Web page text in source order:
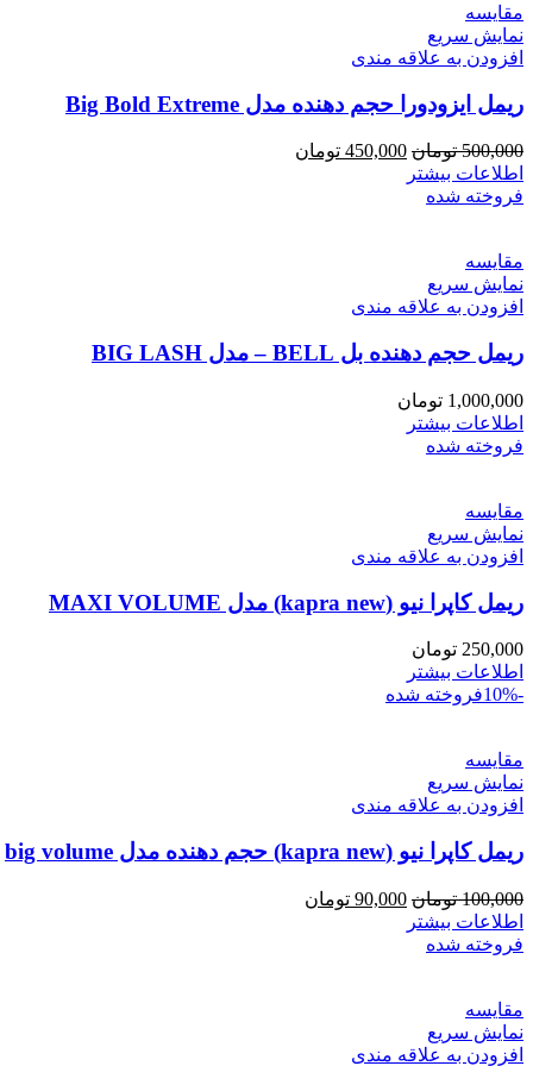
مقايسه
نمایش سریع
افزودن به علاقه مندی
ریمل ایزودورا حجم دهنده مدل Big Bold Extreme
500,000 تومان قیمت
450,000 تومان
اطلاعات بیشتر
فروخته شده
مقايسه
نمایش سریع
افزودن به علاقه مندی
ریمل حجم دهنده بل BELL – مدل BIG LASH
1,000,000 تومان
اطلاعات بیشتر
فروخته شده
مقايسه
نمایش سریع
افزودن به علاقه مندی
ریمل کاپرا نیو (kapra new) مدل MAXI VOLUME
250,000 تومان
اطلاعات بیشتر
-10%
فروخته شده
مقايسه
نمایش سریع
افزودن به علاقه مندی
ریمل کاپرا نیو (kapra new) حجم دهنده مدل big volume
100,000 تومان قیمت
90,000 تومان
اطلاعات بیشتر
فروخته شده
مقايسه
نمایش سریع
افزودن به علاقه مندی